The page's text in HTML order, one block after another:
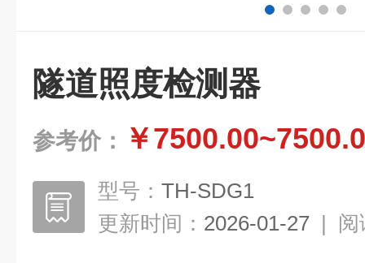
隧道照度检测器
参考价： ￥
型号： TH-SDG1
更新时间： 2026-01-27 | 阅